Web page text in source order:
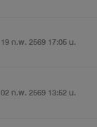
19 ก.พ. 2569 17:05 น.
02 ก.พ. 2569 13:52 น.